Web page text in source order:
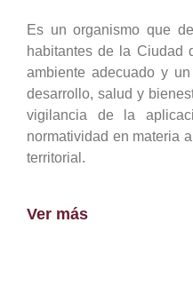
Es un organismo que
habitantes de la Ciudad
ambiente adecuado y
desarrollo, salud y
vigilancia de la
normatividad en materia
territorial.
Ver más